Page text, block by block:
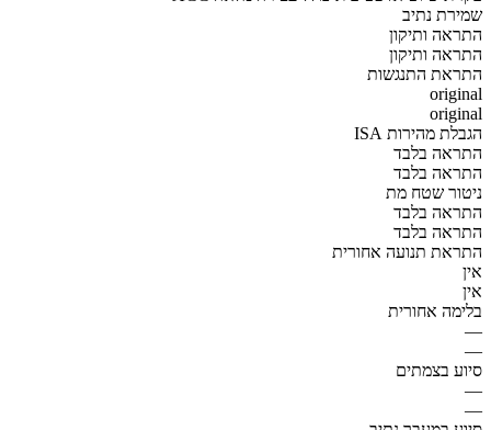
שמירת נתיב
התראה ותיקון
התראה ותיקון
התראת התנגשות
original
original
הגבלת מהירות ISA
התראה בלבד
התראה בלבד
ניטור שטח מת
התראה בלבד
התראה בלבד
התראת תנועה אחורית
אין
אין
בלימה אחורית
—
—
סיוע בצמתים
—
—